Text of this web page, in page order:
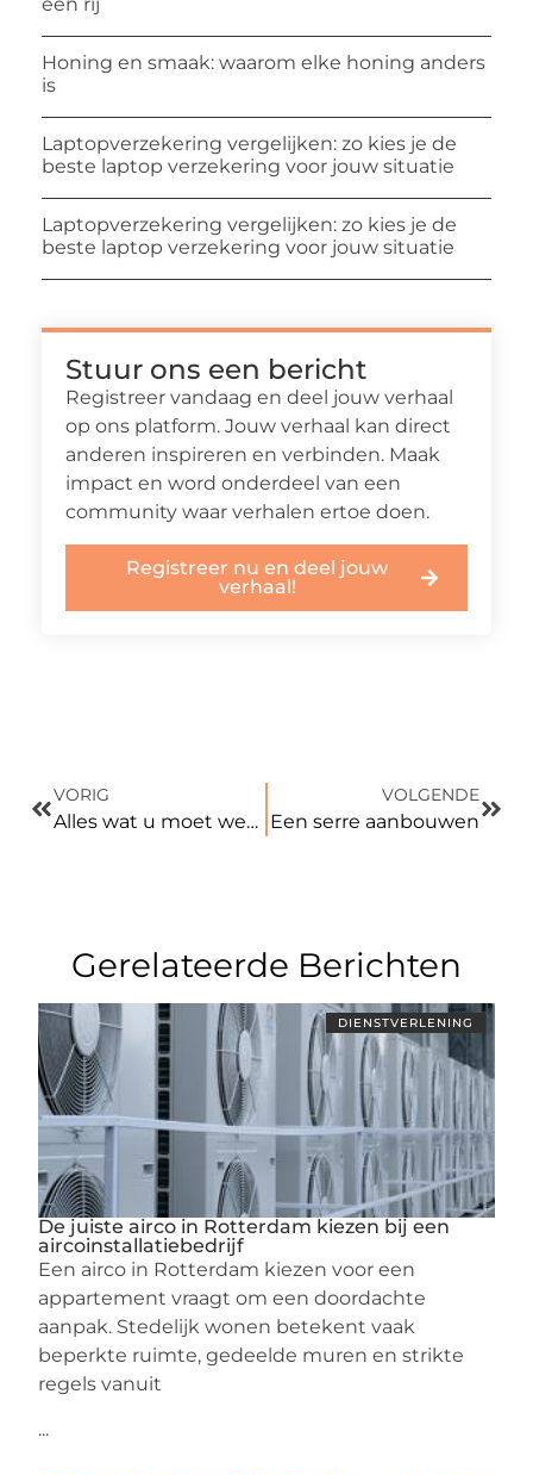
een rij
Honing en smaak: waarom elke honing anders
is
Laptopverzekering vergelijken: zo kies je de
beste laptop verzekering voor jouw situatie
Laptopverzekering vergelijken: zo kies je de
beste laptop verzekering voor jouw situatie
Stuur ons een bericht
Registreer vandaag en deel jouw verhaal
op ons platform. Jouw verhaal kan direct
anderen inspireren en verbinden. Maak
impact en word onderdeel van een
community waar verhalen ertoe doen.
Registreer nu en deel jouw
verhaal!
VORIG
Alles wat u moet weten over Facings Turkije
VOLGENDE
Een serre aanbouwen
Gerelateerde Berichten
DIENSTVERLENING
De juiste airco in Rotterdam kiezen bij een
aircoinstallatiebedrijf
Een airco in Rotterdam kiezen voor een
appartement vraagt om een doordachte
aanpak. Stedelijk wonen betekent vaak
beperkte ruimte, gedeelde muren en strikte
regels vanuit
...